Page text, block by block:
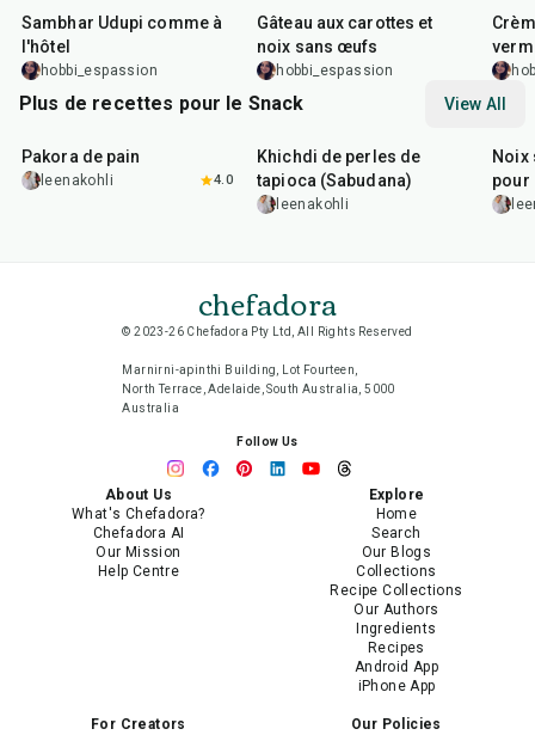
Sambhar Udupi comme à
l'hôtel
hobbi_espassion
Gâteau aux carottes et
noix sans œufs
hobbi_espassion
Plus de recettes pour le Snack View All
Pakora de pain
leenakohli 4.0
Khichdi de perles de
tapioca (Sabudana)
leenakohli
Noix
pour
chefadora
© 2023-26 Chefadora Pty Ltd, All Rights Reserved
Marnirni-apinthi Building, Lot Fourteen,
North Terrace, Adelaide, South Australia, 5000
Australia
Follow Us
About Us
What's Chefadora?
Chefadora AI
Our Mission
Help Centre
Explore
Home
Search
Our Blogs
Collections
Recipe Collections
Our Authors
Ingredients
Recipes
Android App
iPhone App
For Creators Our Policies